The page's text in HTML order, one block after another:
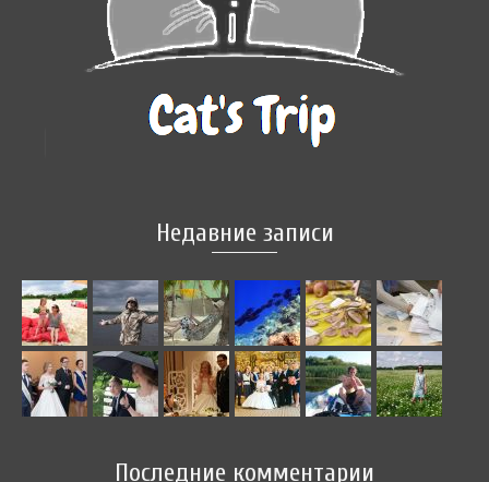
Недавние записи
Последние комментарии